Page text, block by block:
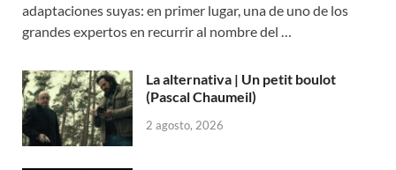
adaptaciones suyas: en primer lugar, una de uno de los
grandes expertos en recurrir al nombre del …
La alternativa | Un petit boulot
(Pascal Chaumeil)
2 agosto, 2026